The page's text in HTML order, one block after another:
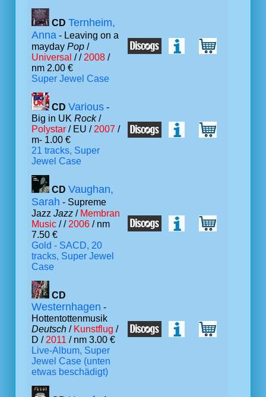
CD Ternheim,
Anna - Leaving on a
mayday Pop /
Universal / / 2008 /
nm 2.00 €
Super Jewel Case
CD Various -
Big in UK Rock/
Polystar / EU / 2007 /
m- 1.00 €
21 tracks, Super
Jewel Case
CD Vaughan,
Sarah - Supreme
Jazz Jazz / Membran
Music / / 2006 / nm
7.50 €
Gold - SACD, 20
tracks, Super Jewel
Case
CD
Westernhagen -
Hottentottenmusik
Deutsch / Kunstflug /
D / 2011 / nm 3.00 €
Live-Album, Super
Jewel Case (unten
etwas beschädigt)